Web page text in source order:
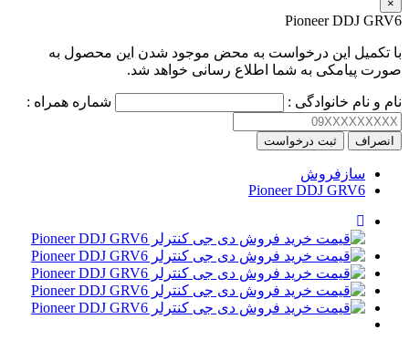
×
Pioneer DDJ GRV6
با تکمیل این درخواست به محض موجود شدن این محصول به
صورت پیامکی به شما اطلاع رسانی خواهد شد.
نام و نام خانوادگی : شماره همراه :
انصراف ثبت درخواست
سازفروش
Pioneer DDJ GRV6